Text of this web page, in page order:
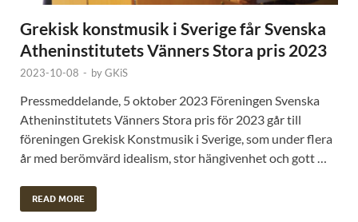
Grekisk konstmusik i Sverige får Svenska
Atheninstitutets Vänners Stora pris 2023
2023-10-08 - byGKiS
Pressmeddelande, 5 oktober 2023 Föreningen Svenska
Atheninstitutets Vänners Stora pris för 2023 går till
föreningen Grekisk Konstmusik i Sverige, som under flera
år med berömvärd idealism, stor hängivenhet och gott …
READ MORE